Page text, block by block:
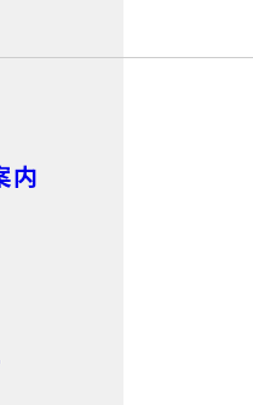
内